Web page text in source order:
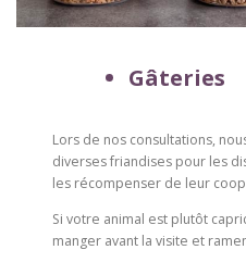
Gâteries
Lors de nos consultations,
diverses friandises pour les
les récompenser de leur
Si votre animal est plutôt
manger avant la visite et